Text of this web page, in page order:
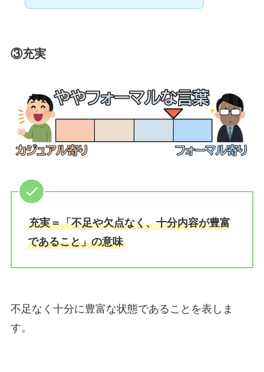
③充実
充実＝「不足や欠点なく、十分内容が豊富
であること」の意味
不足なく十分に豊富な状態であることを表しま
す。